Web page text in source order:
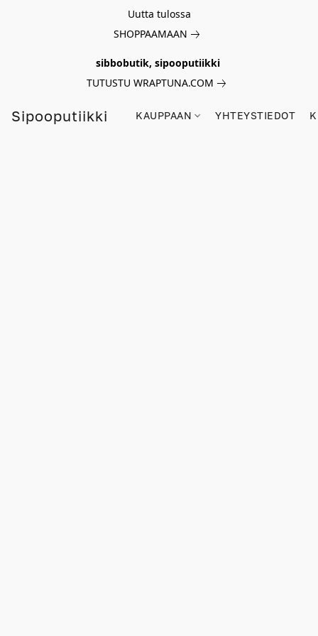
Uutta tulossa
SHOPPAAMAAN
sibbobutik, sipooputiikki
TUTUSTU WRAPTUNA.COM
Sipooputiikki KAUPPAAN YHTEYSTIEDOT